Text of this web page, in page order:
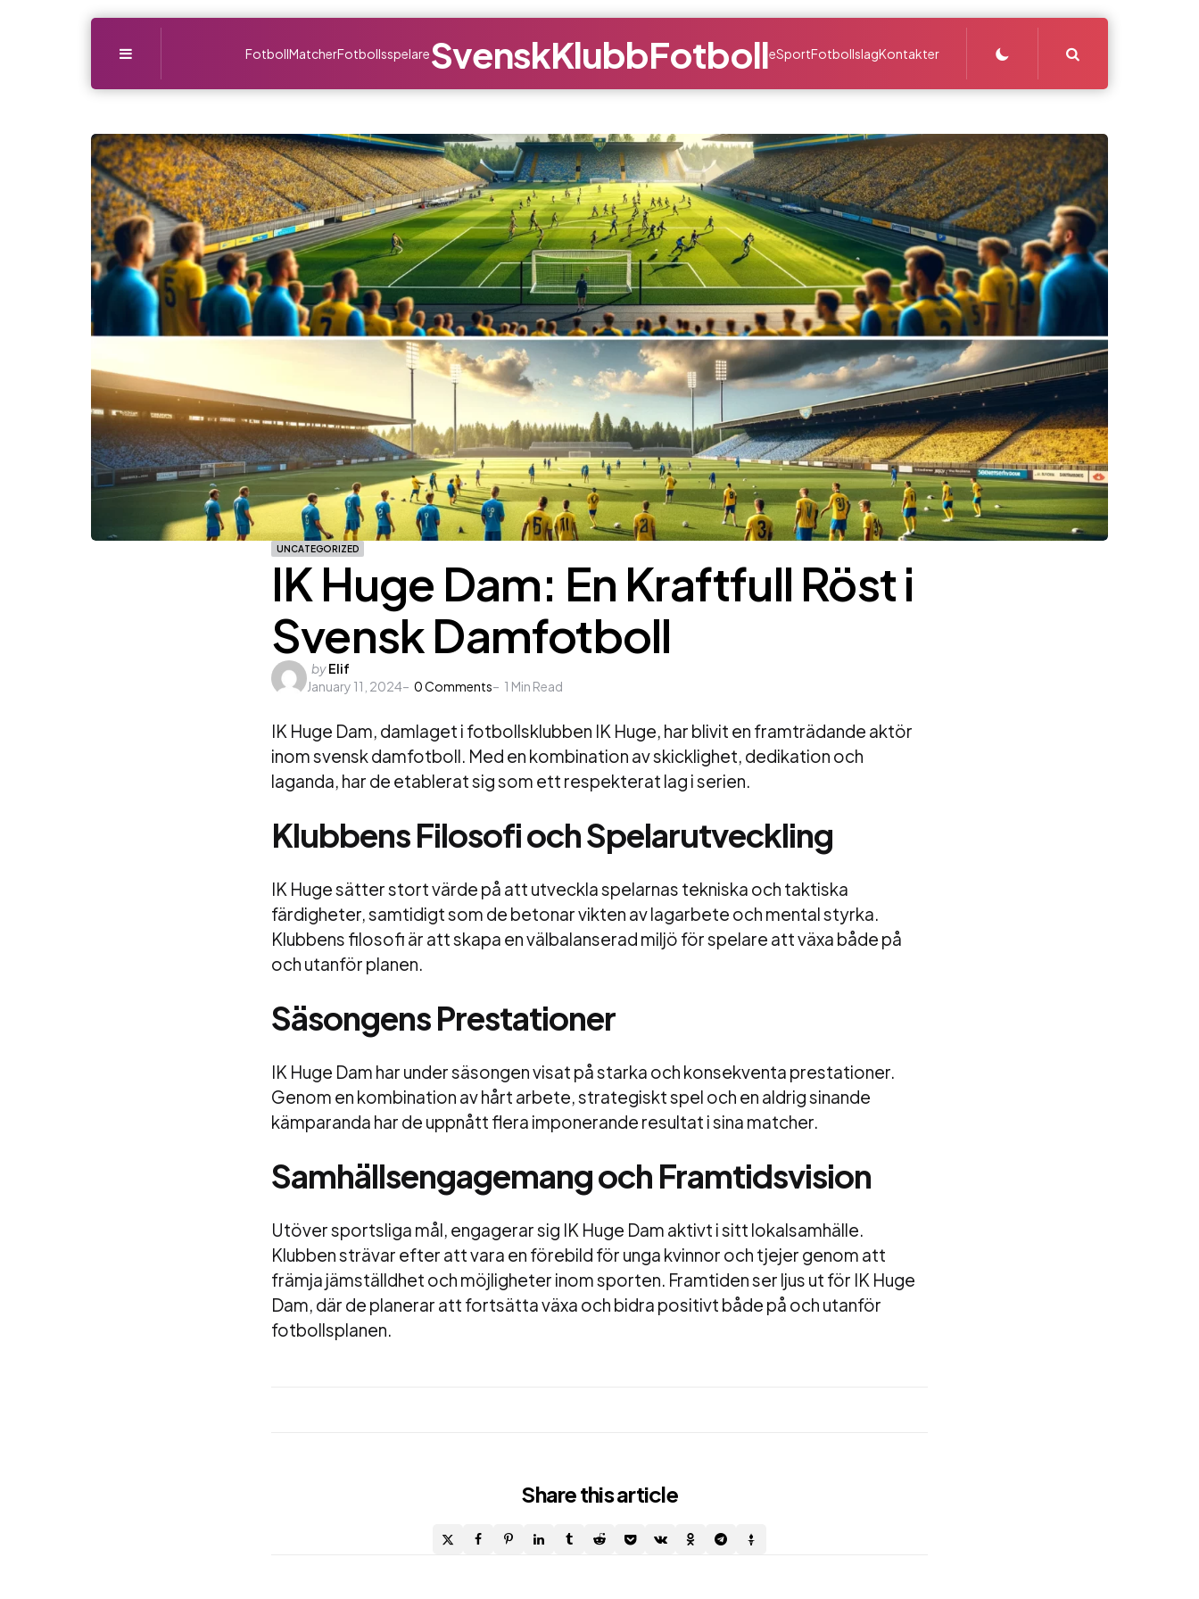
FotbollMatcherFotbollsspelareSvenskKlubbFotbolleSportFotbollslagKontakter
UNCATEGORIZED
IK Huge Dam: En Kraftfull Röst i
Svensk Damfotboll
Posted
by
byElif
January 11, 2024
0Comments 1 Min Read
IK Huge Dam, damlaget i fotbollsklubben IK Huge, har blivit en framträdande aktör
inom svensk damfotboll. Med en kombination av skicklighet, dedikation och
laganda, har de etablerat sig som ett respekterat lag i serien.
Klubbens Filosofi och Spelarutveckling
IK Huge sätter stort värde på att utveckla spelarnas tekniska och taktiska
färdigheter, samtidigt som de betonar vikten av lagarbete och mental styrka.
Klubbens filosofi är att skapa en välbalanserad miljö för spelare att växa både på
och utanför planen.
Säsongens Prestationer
IK Huge Dam har under säsongen visat på starka och konsekventa prestationer.
Genom en kombination av hårt arbete, strategiskt spel och en aldrig sinande
kämparanda har de uppnått flera imponerande resultat i sina matcher.
Samhällsengagemang och Framtidsvision
Utöver sportsliga mål, engagerar sig IK Huge Dam aktivt i sitt lokalsamhälle.
Klubben strävar efter att vara en förebild för unga kvinnor och tjejer genom att
främja jämställdhet och möjligheter inom sporten. Framtiden ser ljus ut för IK Huge
Dam, där de planerar att fortsätta växa och bidra positivt både på och utanför
fotbollsplanen.
Sharethis article